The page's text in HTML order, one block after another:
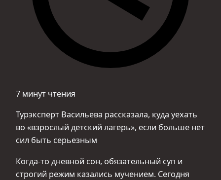
7 минут чтения
Турэксперт Васильева рассказала, куда уехать
во «взрослый детский лагерь», если больше нет
сил быть серьезным
Когда-то дневной сон, обязательный суп и
строгий режим казались мучением. Сегодня